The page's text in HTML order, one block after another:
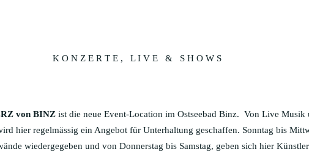
K O N Z E R T E , L I V E & S H O W S
von BINZ ist die neue Event-Location im Ostseebad Binz. Von Live Musik
hier regelmässig ein Angebot für Unterhaltung geschaffen. Sonntag bis
wiedergegeben und von Donnerstag bis Samstag, geben sich hier